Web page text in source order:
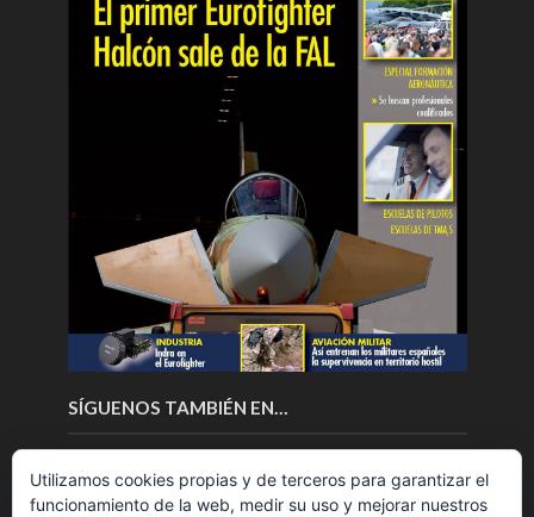
SÍGUENOS TAMBIÉN EN…
Utilizamos cookies propias y de terceros para garantizar el
funcionamiento de la web, medir su uso y mejorar nuestros